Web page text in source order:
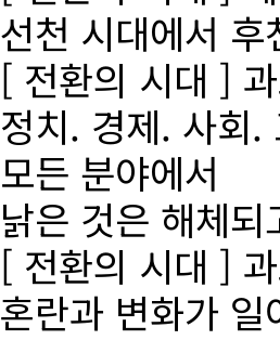
선천 시대에서
[ 전환의 시대 ]
정치. 경제. 사회
모든 분야에서
낡은 것은 해체
[ 전환의 시대 ]
혼란과 변화가